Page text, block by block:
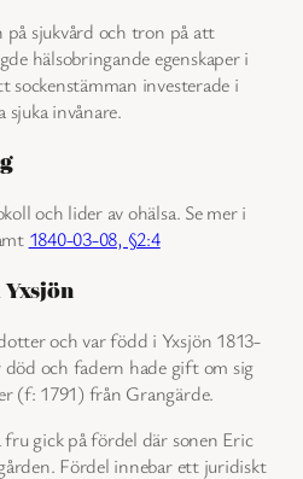
sjukvård och tron på att
hälsobringande egenskaper i
investerade i
invånare.
och lider av ohälsa. Se mer i
1840-03-08, §2:4
och var född i Yxsjön 1813-
och fadern hade gift om sig
(f: 1791) från Grangärde.
fru gick på fördel där sonen Eric
Fördel innebar ett juridiskt